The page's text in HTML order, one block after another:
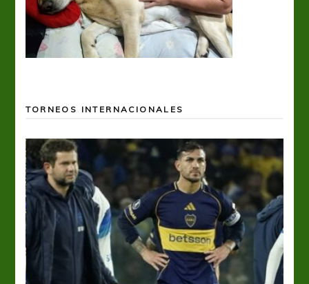
TORNEOS INTERNACIONALES